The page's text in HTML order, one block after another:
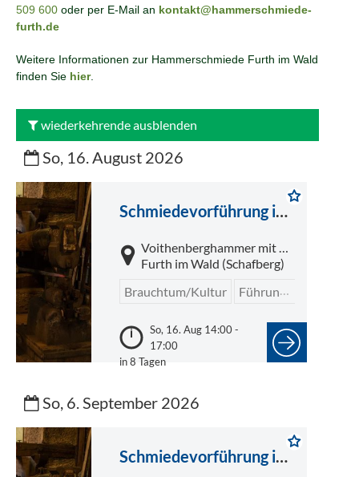
509 600 oder per E-Mail an kontakt@hammerschmiede-
furth.de
Weitere Informationen zur Hammerschmiede Furth im Wald
finden Sie hier.